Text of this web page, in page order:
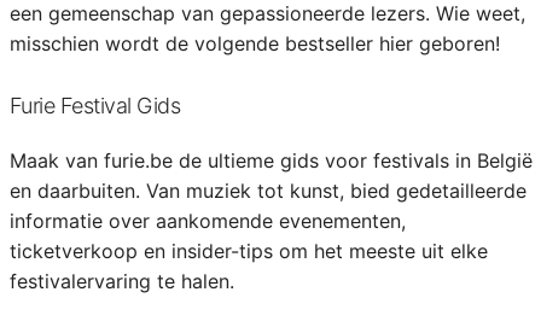
een gemeenschap van gepassioneerde lezers. Wie weet,
misschien wordt de volgende bestseller hier geboren!
Furie Festival Gids
Maak van furie.be de ultieme gids voor festivals in België
en daarbuiten. Van muziek tot kunst, bied gedetailleerde
informatie over aankomende evenementen,
ticketverkoop en insider-tips om het meeste uit elke
festivalervaring te halen.